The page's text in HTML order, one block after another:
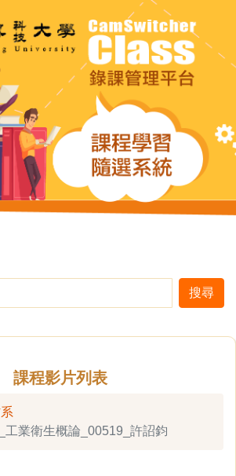
搜尋
課程影片列表
工業衛生概論_00519_許詔鈞